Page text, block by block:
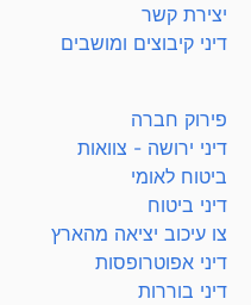
יצירת קשר
דיני קיבוצים ומושבים
פירוק חברה
דיני ירושה - צוואות
ביטוח לאומי
דיני ביטוח
צו עיכוב יציאה מהארץ
דיני אפוטרופסות
דיני בוררות